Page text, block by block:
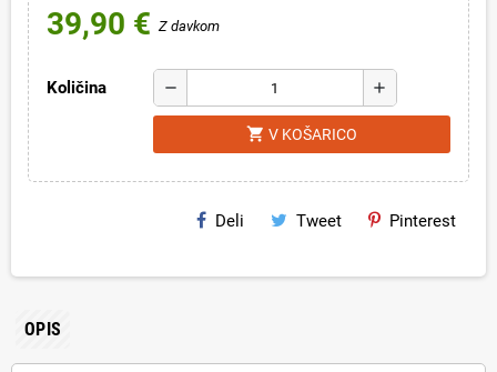
39,90 € Z davkom
Količina remove add
shopping_cart V KOŠARICO
Deli Tweet Pinterest
OPIS